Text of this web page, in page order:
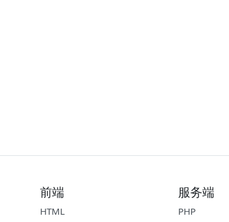
前端
HTML
服务端
PHP